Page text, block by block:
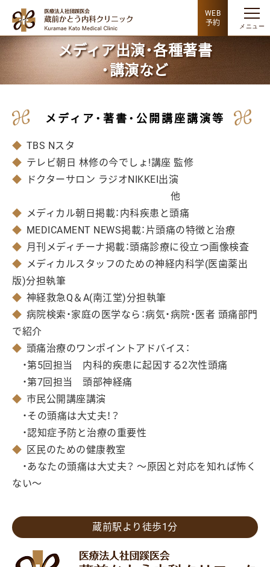
WEB
予約
メディア出演・各種著書
・講演など
メディア・著書・公開講座講演等
◆ TBS Nスタ
◆ テレビ朝日 林修の今でしょ!講座 監修
◆
ドクターサロン ラジオNIKKEI出演
他
◆ メディカル朝日掲載：内科疾患と頭痛
◆ MEDICAMENT NEWS掲載：片頭痛の特徴と治療
◆ 月刊メディチーナ掲載：頭痛診療に役立つ画像検査
◆ メディカルスタッフのための神経内科学(医歯薬出
版)分担執筆
◆ 神経救急Q＆A(南江堂)分担執筆
◆ 病院検索・家庭の医学なら：病気・病院・医者 頭痛部門
で紹介
◆ 頭痛治療のワンポイントアドバイス：
・第5回担当 内科的疾患に起因する2次性頭痛
・第7回担当 頭部神経痛
◆ 市民公開講座講演
・その頭痛は大丈夫！？
・認知症予防と治療の重要性
◆ 区民のための健康教室
・あなたの頭痛は大丈夫？ ～原因と対応を知れば怖く
ない～
蔵前駅より徒歩1分